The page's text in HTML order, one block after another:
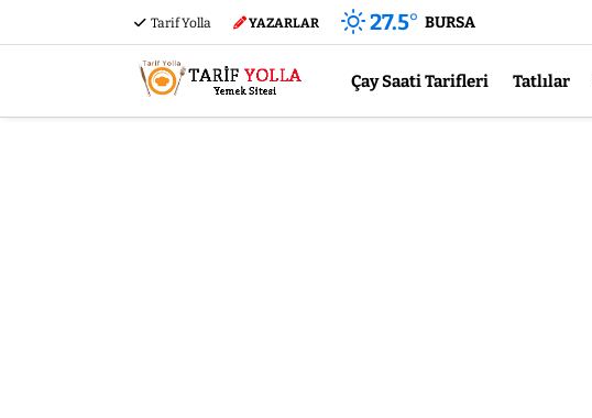
Tarif Yolla YAZARLAR 27.5° BURSA
Çay Saati Tarifleri Tatlılar